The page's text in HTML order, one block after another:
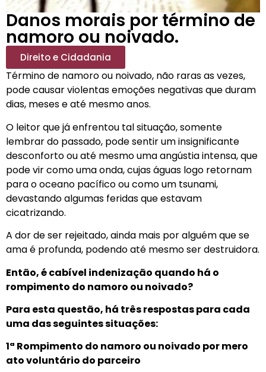
Danos morais por término de
namoro ou noivado.
Direito e Cidadania
Término de namoro ou noivado, não raras as vezes,
pode causar violentas emoções negativas que duram
dias, meses e até mesmo anos.
O leitor que já enfrentou tal situação, somente
lembrar do passado, pode sentir um insignificante
desconforto ou até mesmo uma angústia intensa, que
pode vir como uma onda, cujas águas logo retornam
para o oceano pacífico ou como um tsunami,
devastando algumas feridas que estavam
cicatrizando.
A dor de ser rejeitado, ainda mais por alguém que se
ama é profunda, podendo até mesmo ser destruidora.
Então, é cabível indenização quando há o
rompimento do namoro ou noivado?
Para esta questão, há três respostas para cada
uma das seguintes situações:
1ª Rompimento do namoro ou noivado por mero
ato voluntário do parceiro